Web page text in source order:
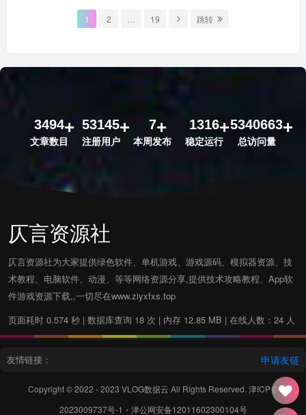
1 2 19 跳转
3494
文章数目
53145
注册用户
7
本周发布
1316
稳定运行
5340663
总访问量
仄言资源社
仄言资源社为大家提供绿色软件、单机游戏、游戏源码、模拟器资源、技
术教程、电脑软件、动漫、等等网络资源分享,提供技术攻略教程、App软
件游戏资源下载,,一切尽在www.ziyxfxs.top
页面耗时 0.574 秒 | 数据库查询 18 次 | 内存 12.85 MB | 在线人数：24 人
友情链接： 申请友链
Copyright © 2022 - 2023 VLOG数据云 All Rights Reserved. 津ICP备
2023009737号-1 ・ 津公网安备12011602300104号